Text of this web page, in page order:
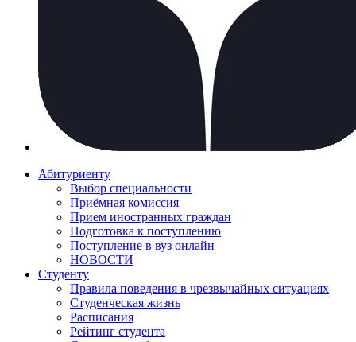
Абитуриенту
Выбор специальности
Приёмная комиссия
Прием иностранных граждан
Подготовка к поступлению
Поступление в вуз онлайн
НОВОСТИ
Студенту
Правила поведения в чрезвычайных ситуациях
Студенческая жизнь
Расписания
Рейтинг студента